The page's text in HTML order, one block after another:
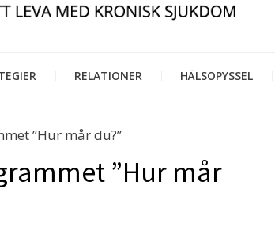
RELATIONER HÄLSOPYSSEL
”Hur mår du?”
”Hur mår